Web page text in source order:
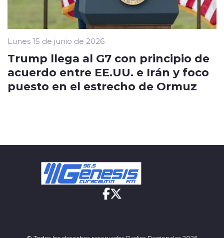
Lunes 15 de junio de 2026
Trump llega al G7 con principio de
acuerdo entre EE.UU. e Irán y foco
puesto en el estrecho de Ormuz